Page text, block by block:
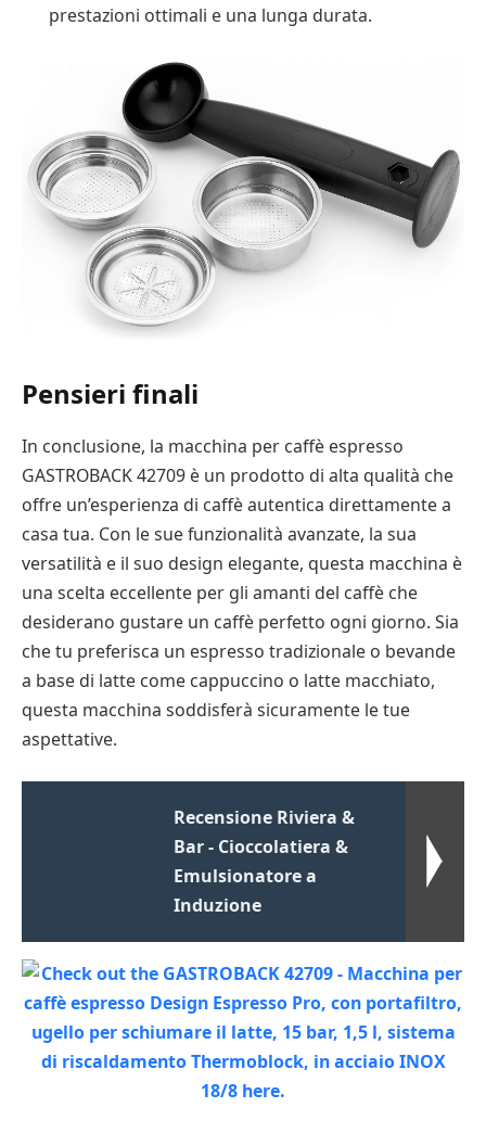
prestazioni ottimali e una lunga durata.
Pensieri finali
In conclusione, la macchina per caffè espresso
GASTROBACK 42709 è un prodotto di alta qualità che
offre un’esperienza di caffè autentica direttamente a
casa tua. Con le sue funzionalità avanzate, la sua
versatilità e il suo design elegante, questa macchina è
una scelta eccellente per gli amanti del caffè che
desiderano gustare un caffè perfetto ogni giorno. Sia
che tu preferisca un espresso tradizionale o bevande
a base di latte come cappuccino o latte macchiato,
questa macchina soddisferà sicuramente le tue
aspettative.
Recensione Riviera &
Bar - Cioccolatiera &
Emulsionatore a
Induzione